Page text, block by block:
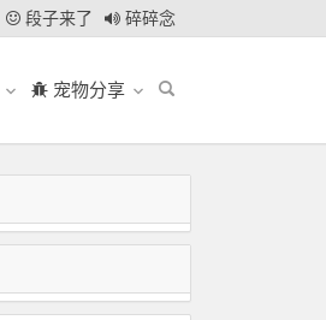
段子来了 碎碎念
宠物分享